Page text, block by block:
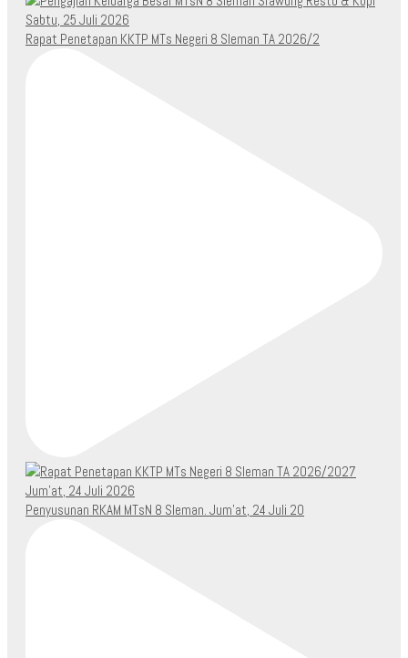
Rapat Penetapan KKTP MTs Negeri 8 Sleman TA 2026/2
Penyusunan RKAM MTsN 8 Sleman. Jum’at, 24 Juli 20